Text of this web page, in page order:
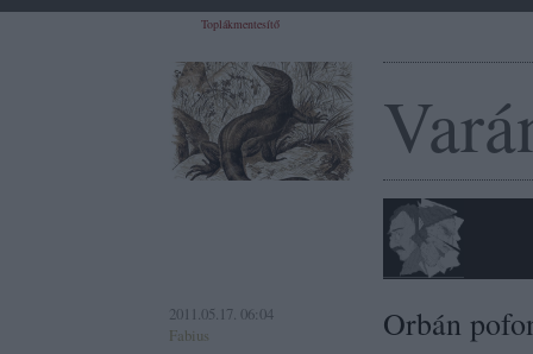
Toplákmentesítő
2011.05.17. 06:04
Fabius
Orbán